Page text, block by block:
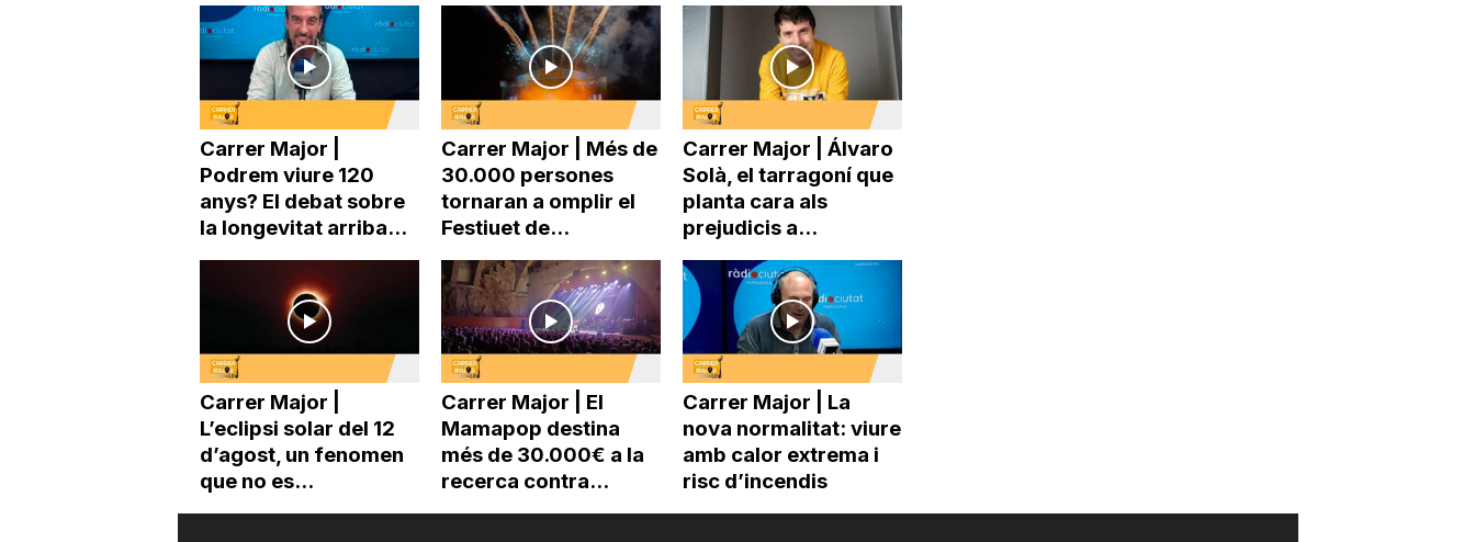
Carrer Major |
Podrem viure 120
anys? El debat sobre
la longevitat arriba...
Carrer Major | Més de
30.000 persones
tornaran a omplir el
Festiuet de...
Carrer Major | Álvaro
Solà, el tarragoní que
planta cara als
prejudicis a...
Carrer Major |
L’eclipsi solar del 12
d’agost, un fenomen
que no es...
Carrer Major | El
Mamapop destina
més de 30.000€ a la
recerca contra...
Carrer Major | La
nova normalitat: viure
amb calor extrema i
risc d’incendis